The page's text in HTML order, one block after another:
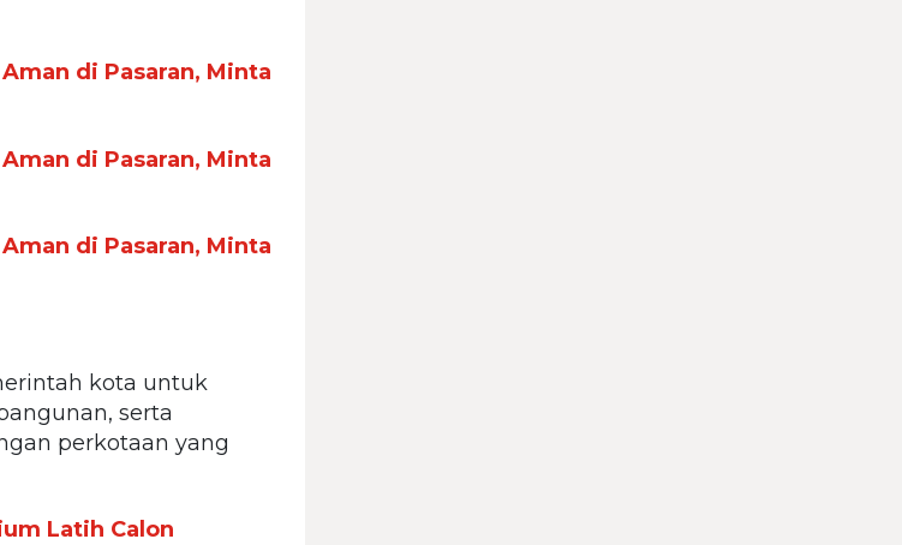
di Pasaran, Minta
di Pasaran, Minta
di Pasaran, Minta
kota untuk
serta
perkotaan yang
Latih Calon